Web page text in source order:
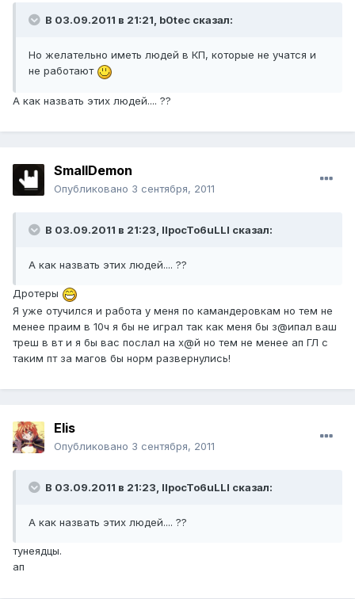
В 03.09.2011 в 21:21, b0tec сказал:
Но желательно иметь людей в КП, которые не учатся и
не работают
А как назвать этих людей.... ??
SmallDemon
Опубликовано 3 сентября, 2011
В 03.09.2011 в 21:23, IIpocTo6uLLI сказал:
А как назвать этих людей.... ??
Дротеры
Я уже отучился и работа у меня по камандеровкам но тем не
менее праим в 10ч я бы не играл так как меня бы з@ипал ваш
треш в вт и я бы вас послал на х@й но тем не менее ап ГЛ с
таким пт за магов бы норм развернулись!
Elis
Опубликовано 3 сентября, 2011
В 03.09.2011 в 21:23, IIpocTo6uLLI сказал:
А как назвать этих людей.... ??
тунеядцы.
ап